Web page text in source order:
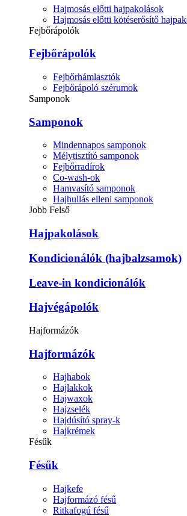
Hajmosás előtti hajpakolások
Hajmosás előtti kötéserősítő
Fejbőrápolók
Fejbőrápolók
Fejbőrhámlasztók
Fejbőrápoló szérumok
Samponok
Samponok
Mindennapos samponok
Mélytisztító samponok
Fejbőrradírok
Co-wash-ok
Hamvasító samponok
Hajhullás elleni samponok
Jobb Felső
Hajpakolások
Kondicionálók (hajbalzsamok)
Leave-in kondicionálók
Hajvégápolók
Hajformázók
Hajformázók
Hajhabok
Hajlakkok
Hajwaxok
Hajzselék
Hajdúsító spray-k
Hajkrémek
Fésűk
Fésűk
Hajkefe
Hajformázó fésű
Ritkafogú fésű